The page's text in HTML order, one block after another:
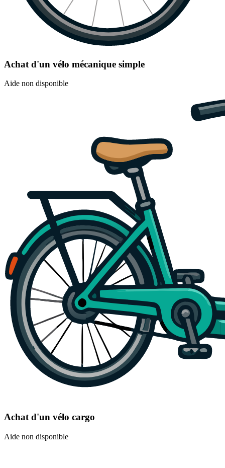
Achat d'un vélo mécanique simple
Aide non disponible
Achat d'un vélo cargo
Aide non disponible